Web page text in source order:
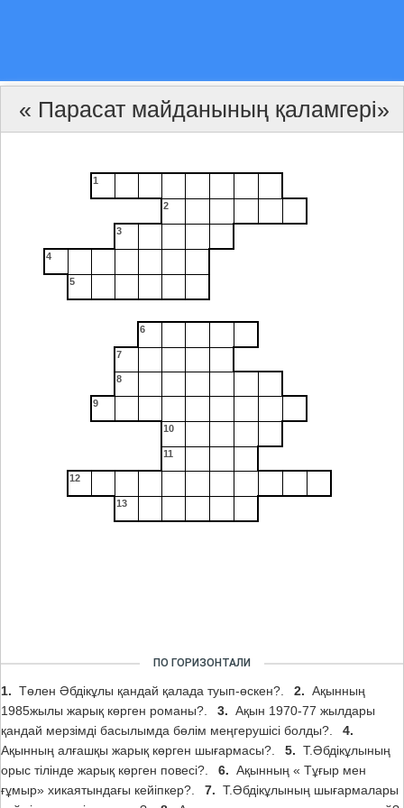
« Парасат майданының қаламгері»
1
2
3
4
5
6
7
8
9
10
11
12
13
ПО ГОРИЗОНТАЛИ
1. Төлен Әбдікұлы қандай қалада туып-өскен?. 2. Ақынның
1985жылы жарық көрген романы?.
3. Ақын 1970-77 жылдары
қандай мерзімді басылымда бөлім меңгерушісі болды?.
4.
Ақынның алғашқы жарық көрген шығармасы?.
5. Т.Әбдікұлының
орыс тілінде жарық көрген повесі?.
6. Ақынның « Тұғыр мен
ғұмыр» хикаятындағы кейіпкер?.
7. Т.Әбдікұлының шығармалары